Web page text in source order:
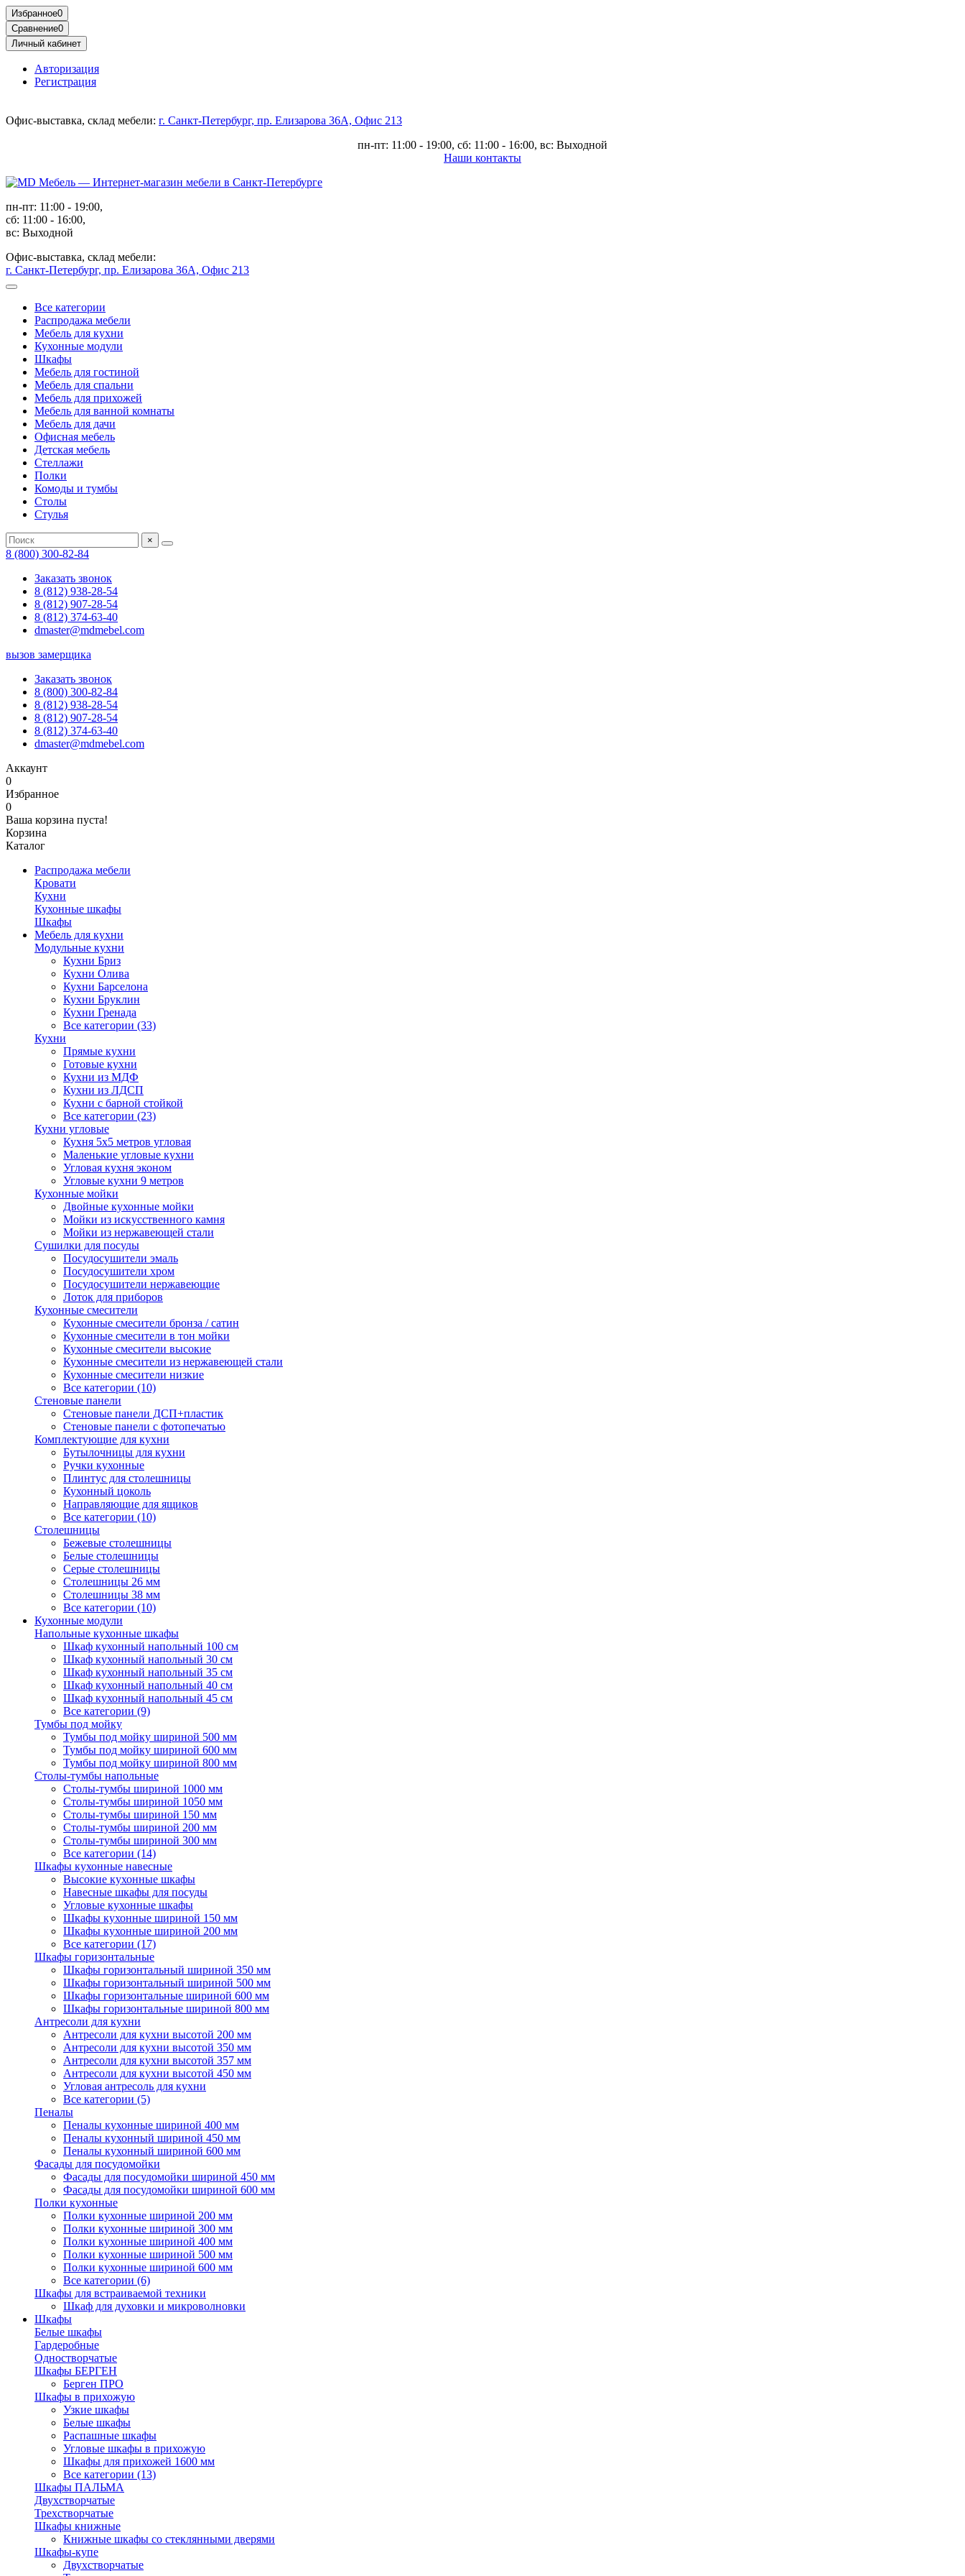
Избранное0
Сравнение0
Личный кабинет
Авторизация
Регистрация
Офис-выставка, склад мебели: г. Санкт-Петербург, пр. Елизарова 36А, Офис 213
пн-пт: 11:00 - 19:00, сб: 11:00 - 16:00, вс: Выходной
Наши контакты
пн-пт: 11:00 - 19:00,
сб: 11:00 - 16:00,
вс: Выходной
Офис-выставка, склад мебели:
г. Санкт-Петербург, пр. Елизарова 36А, Офис 213
Все категории
Распродажа мебели
Мебель для кухни
Кухонные модули
Шкафы
Мебель для гостиной
Мебель для спальни
Мебель для прихожей
Мебель для ванной комнаты
Мебель для дачи
Офисная мебель
Детская мебель
Стеллажи
Полки
Комоды и тумбы
Столы
Стулья
×
8 (800) 300-82-84
Заказать звонок
8 (812) 938-28-54
8 (812) 907-28-54
8 (812) 374-63-40
dmaster@mdmebel.com
вызов замерщика
Заказать звонок
8 (800) 300-82-84
8 (812) 938-28-54
8 (812) 907-28-54
8 (812) 374-63-40
dmaster@mdmebel.com
Аккаунт
0
Избранное
0
Ваша корзина пуста!
Корзина
Каталог
Распродажа мебели
Кровати
Кухни
Кухонные шкафы
Шкафы
Мебель для кухни
Модульные кухни
Кухни Бриз
Кухни Олива
Кухни Барселона
Кухни Бруклин
Кухни Гренада
Все категории (33)
Кухни
Прямые кухни
Готовые кухни
Кухни из МДФ
Кухни из ЛДСП
Кухни с барной стойкой
Все категории (23)
Кухни угловые
Кухня 5х5 метров угловая
Маленькие угловые кухни
Угловая кухня эконом
Угловые кухни 9 метров
Кухонные мойки
Двойные кухонные мойки
Мойки из искусственного камня
Мойки из нержавеющей стали
Сушилки для посуды
Посудосушители эмаль
Посудосушители хром
Посудосушители нержавеющие
Лоток для приборов
Кухонные смесители
Кухонные смесители бронза / сатин
Кухонные смесители в тон мойки
Кухонные смесители высокие
Кухонные смесители из нержавеющей стали
Кухонные смесители низкие
Все категории (10)
Стеновые панели
Стеновые панели ДСП+пластик
Стеновые панели с фотопечатью
Комплектующие для кухни
Бутылочницы для кухни
Ручки кухонные
Плинтус для столешницы
Кухонный цоколь
Направляющие для ящиков
Все категории (10)
Столешницы
Бежевые столешницы
Белые столешницы
Серые столешницы
Столешницы 26 мм
Столешницы 38 мм
Все категории (10)
Кухонные модули
Напольные кухонные шкафы
Шкаф кухонный напольный 100 см
Шкаф кухонный напольный 30 см
Шкаф кухонный напольный 35 см
Шкаф кухонный напольный 40 см
Шкаф кухонный напольный 45 см
Все категории (9)
Тумбы под мойку
Тумбы под мойку шириной 500 мм
Тумбы под мойку шириной 600 мм
Тумбы под мойку шириной 800 мм
Столы-тумбы напольные
Столы-тумбы шириной 1000 мм
Столы-тумбы шириной 1050 мм
Столы-тумбы шириной 150 мм
Столы-тумбы шириной 200 мм
Столы-тумбы шириной 300 мм
Все категории (14)
Шкафы кухонные навесные
Высокие кухонные шкафы
Навесные шкафы для посуды
Угловые кухонные шкафы
Шкафы кухонные шириной 150 мм
Шкафы кухонные шириной 200 мм
Все категории (17)
Шкафы горизонтальные
Шкафы горизонтальный шириной 350 мм
Шкафы горизонтальный шириной 500 мм
Шкафы горизонтальные шириной 600 мм
Шкафы горизонтальные шириной 800 мм
Антресоли для кухни
Антресоли для кухни высотой 200 мм
Антресоли для кухни высотой 350 мм
Антресоли для кухни высотой 357 мм
Антресоли для кухни высотой 450 мм
Угловая антресоль для кухни
Все категории (5)
Пеналы
Пеналы кухонные шириной 400 мм
Пеналы кухонный шириной 450 мм
Пеналы кухонный шириной 600 мм
Фасады для посудомойки
Фасады для посудомойки шириной 450 мм
Фасады для посудомойки шириной 600 мм
Полки кухонные
Полки кухонные шириной 200 мм
Полки кухонные шириной 300 мм
Полки кухонные шириной 400 мм
Полки кухонные шириной 500 мм
Полки кухонные шириной 600 мм
Все категории (6)
Шкафы для встраиваемой техники
Шкаф для духовки и микроволновки
Шкафы
Белые шкафы
Гардеробные
Одностворчатые
Шкафы БЕРГЕН
Берген ПРО
Шкафы в прихожую
Узкие шкафы
Белые шкафы
Распашные шкафы
Угловые шкафы в прихожую
Шкафы для прихожей 1600 мм
Все категории (13)
Шкафы ПАЛЬМА
Двухстворчатые
Трехстворчатые
Шкафы книжные
Книжные шкафы со стеклянными дверями
Шкафы-купе
Двухстворчатые